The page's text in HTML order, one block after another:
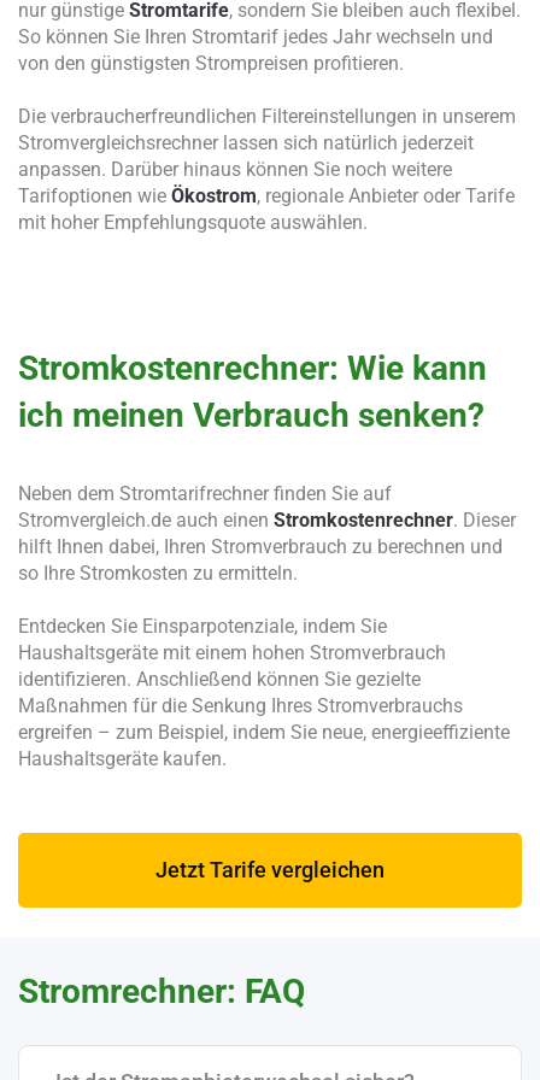
nur günstige Stromtarife, sondern Sie bleiben auch flexibel.
So können Sie Ihren Stromtarif jedes Jahr wechseln und
von den günstigsten Strompreisen profitieren.
Die verbraucherfreundlichen Filtereinstellungen in unserem
Stromvergleichsrechner lassen sich natürlich jederzeit
anpassen. Darüber hinaus können Sie noch weitere
Tarifoptionen wie Ökostrom, regionale Anbieter oder Tarife
mit hoher Empfehlungsquote auswählen.
Stromkostenrechner: Wie kann
ich meinen Verbrauch senken?
Neben dem Stromtarifrechner finden Sie auf
Stromvergleich.de auch einen Stromkostenrechner. Dieser
hilft Ihnen dabei, Ihren Stromverbrauch zu berechnen und
so Ihre Stromkosten zu ermitteln.
Entdecken Sie Einsparpotenziale, indem Sie
Haushaltsgeräte mit einem hohen Stromverbrauch
identifizieren. Anschließend können Sie gezielte
Maßnahmen für die Senkung Ihres Stromverbrauchs
ergreifen – zum Beispiel, indem Sie neue, energieeffiziente
Haushaltsgeräte kaufen.
Jetzt Tarife vergleichen
Stromrechner: FAQ